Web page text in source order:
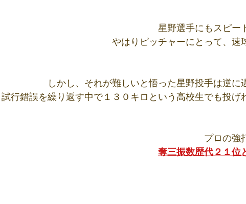
星野選手にもスピー
やはりピッチャーにとって、速
しかし、それが難しいと悟った星野投手は逆に
試行錯誤を繰り返す中で１３０キロという高校生でも投げ
プロの強
奪三振数歴代２１位